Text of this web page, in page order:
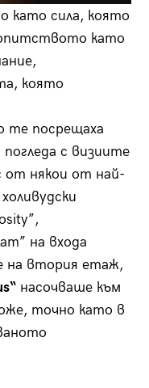
като сила, която
като
която
те посрещаха
с визиите
от някои от най-
на входа
на втория етаж,
насочваше към
точно като в